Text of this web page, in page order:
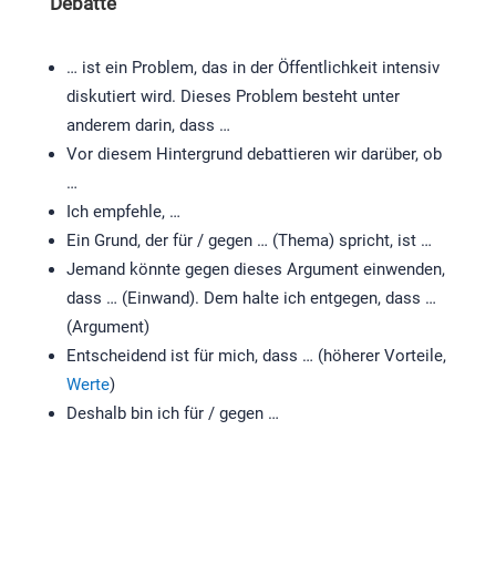
… ist ein Problem, das in der Öffentlichkeit intensiv
diskutiert wird. Dieses Problem besteht unter
anderem darin, dass …
Vor diesem Hintergrund debattieren wir darüber, ob
…
Ich empfehle, …
Ein Grund, der für / gegen … (Thema) spricht, ist …
Jemand könnte gegen dieses Argument einwenden,
dass … (Einwand). Dem halte ich entgegen, dass …
(Argument)
Entscheidend ist für mich, dass … (höherer Vorteile,
Werte)
Deshalb bin ich für / gegen …